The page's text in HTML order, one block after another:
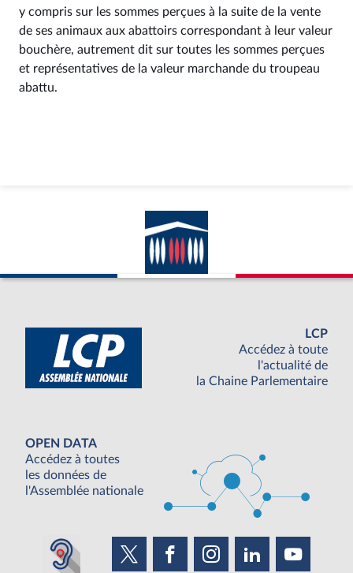
y compris sur les sommes perçues à la suite de la vente
de ses animaux aux abattoirs correspondant à leur valeur
bouchère, autrement dit sur toutes les sommes perçues
et représentatives de la valeur marchande du troupeau
abattu.
LCP
Accédez à toute
l'actualité de
la Chaine Parlementaire
OPEN DATA
Accédez à toutes
les données de
l'Assemblée nationale